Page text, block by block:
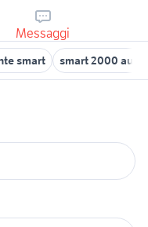
Messaggi
smart smart 2000 auto